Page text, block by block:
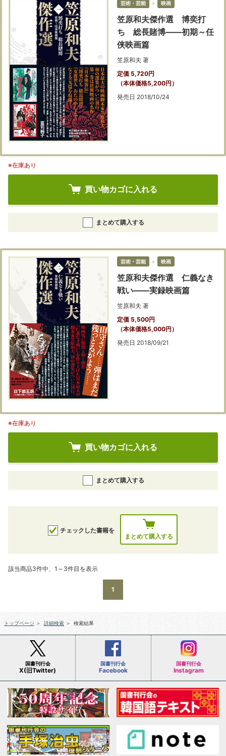
芸術・芸能 ＞ 映画
笠原和夫傑作選 博奕打
ち 総長賭博――初期～任
侠映画篇
笠原和夫 著
定価 5,720円
（本体価格5,200円）
発売日 2018/10/24
※在庫あり
買い物カゴに入れる
まとめて購入する
芸術・芸能 ＞ 映画
笠原和夫傑作選 仁義なき
戦い――実録映画篇
笠原和夫 著
定価 5,500円
（本体価格5,000円）
発売日 2018/09/21
※在庫あり
買い物カゴに入れる
まとめて購入する
チェックした書籍を
まとめて購入する
該当商品3件中、1～3件目を表示
1
トップページ ＞ 詳細検索 ＞ 検索結果
国書刊行会
X(旧Twitter)
国書刊行会
Facebook
国書刊行会
Instagram